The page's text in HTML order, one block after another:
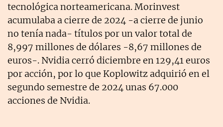
tecnológica norteamericana. Morinvest
acumulaba a cierre de 2024 -a cierre de junio
no tenía nada- títulos por un valor total de
8,997 millones de dólares -8,67 millones de
euros-. Nvidia cerró diciembre en 129,41 euros
por acción, por lo que Koplowitz adquirió en el
segundo semestre de 2024 unas 67.000
acciones de Nvidia.